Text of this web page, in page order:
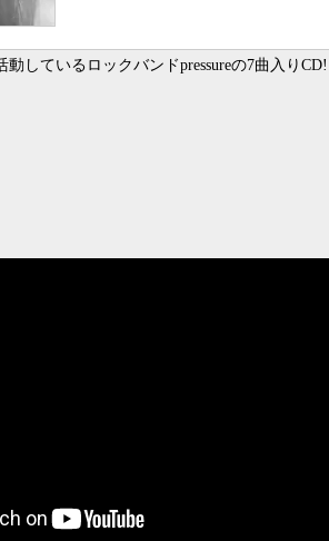
しているロックバンドpressureの7曲入り